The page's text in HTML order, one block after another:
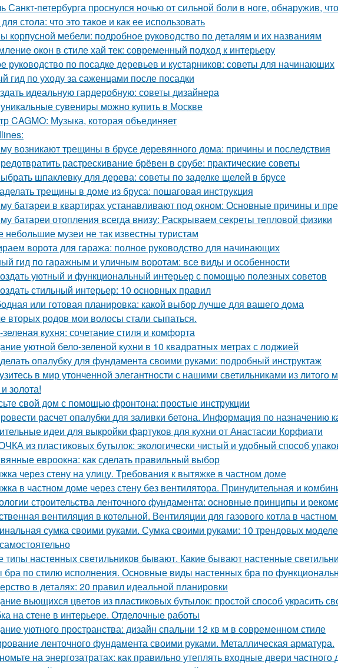
Санкт-петербурга проснулся ночью от сильной боли в ноге, обнаружив,
стола: что это такое и как ее использовать
корпусной мебели: подробное руководство по деталям и их названиям
окон в стиле хай тек: современный подход к интерьеру
руководство по посадке деревьев и кустарников: советы для начинающих
гид по уходу за саженцами после посадки
идеальную гардеробную: советы дизайнера
сувениры можно купить в Москве
CAGMO: Музыка, которая объединяет
возникают трещины в брусе деревянного дома: причины и последствия
растрескивание брёвен в срубе: практические советы
шпаклевку для дерева: советы по заделке щелей в брусе
трещины в доме из бруса: пошаговая инструкция
батареи в квартирах устанавливают под окном: Основные причины и
батареи отопления всегда внизу: Раскрываем секреты тепловой физики
небольшие музеи не так известны туристам
ворота для гаража: полное руководство для начинающих
гид по гаражным и уличным воротам: все виды и особенности
уютный и функциональный интерьер с помощью полезных советов
стильный интерьер: 10 основных правил
или готовая планировка: какой выбор лучше для вашего дома
вторых родов мои волосы стали сыпаться.
кухня: сочетание стиля и комфорта
уютной бело-зеленой кухни в 10 квадратных метрах с лоджией
опалубку для фундамента своими руками: подробный инструктаж
в мир утонченной элегантности с нашими светильниками из литого
золота!
свой дом с помощью фронтона: простые инструкции
расчет опалубки для заливки бетона. Информация по назначению
идеи для выкройки фартуков для кухни от Анастасии Корфиати
из пластиковых бутылок: экологически чистый и удобный способ
евроокна: как сделать правильный выбор
через стену на улицу. Требования к вытяжке в частном доме
в частном доме через стену без вентилятора. Принудительная и
строительства ленточного фундамента: основные принципы и
вентиляция в котельной. Вентиляции для газового котла в
сумка своими руками. Сумка своими руками: 10 трендовых
типы настенных светильников бывают. Какие бывают настенные
бра по стилю исполнения. Основные виды настенных бра по
в деталях: 20 правил идеальной планировки
вьющихся цветов из пластиковых бутылок: простой способ украсить
на стене в интерьере. Отделочные работы
уютного пространства: дизайн спальни 12 кв м в современном стиле
ленточного фундамента своими руками. Металлическая арматура.
на энергозатратах: как правильно утеплять входные двери частного